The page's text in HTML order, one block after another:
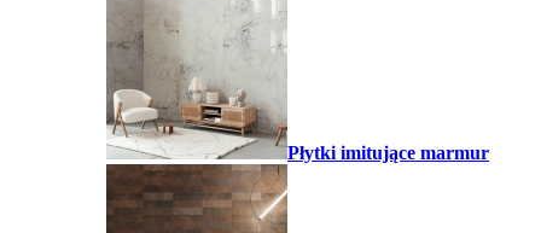
Płytki imitujące marmur